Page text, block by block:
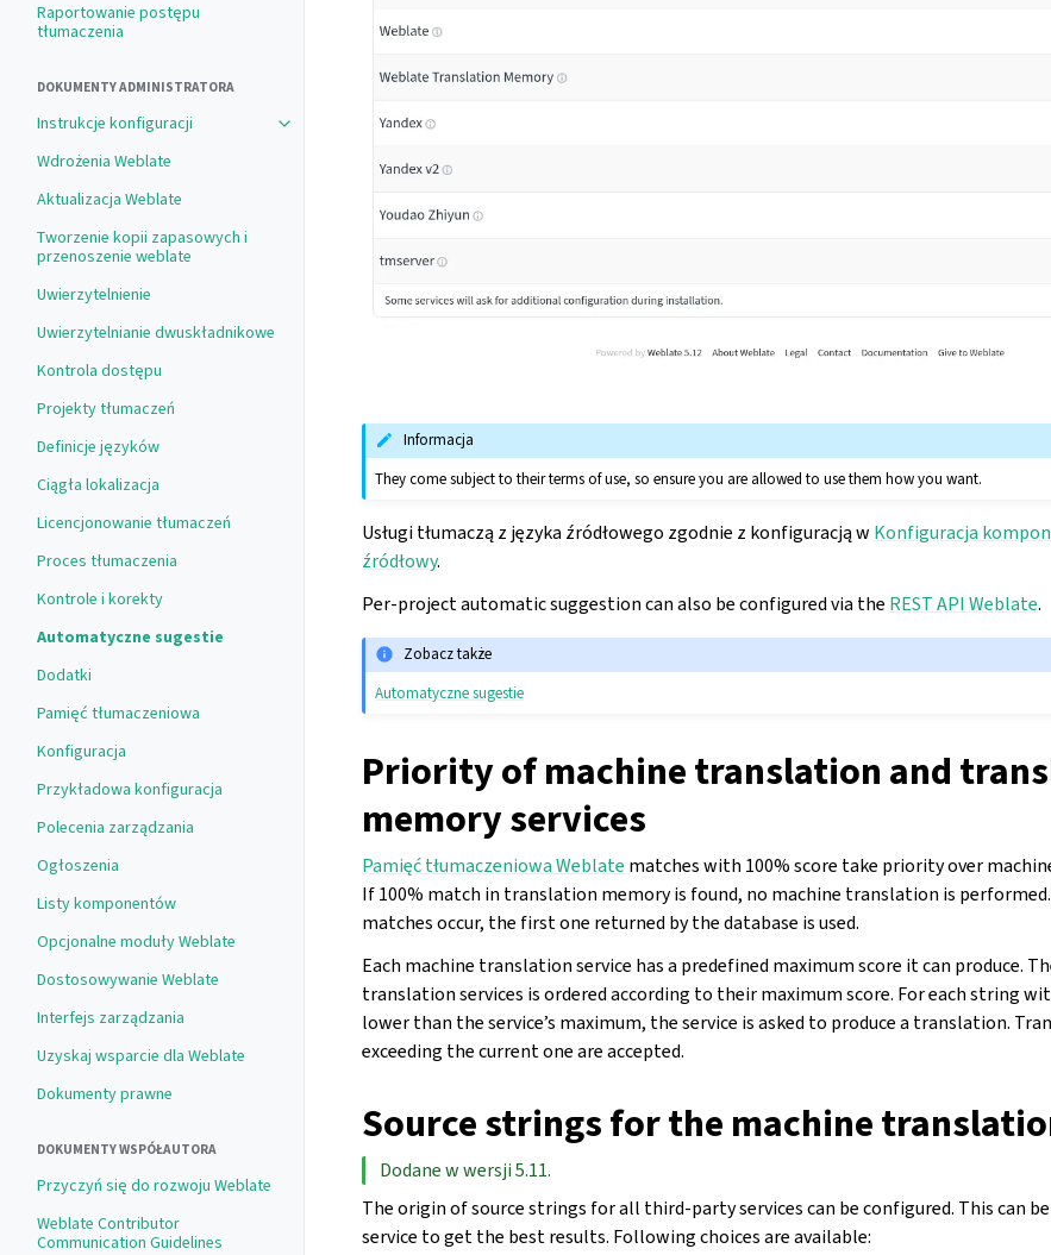
Raportowanie postępu
tłumaczenia
DOKUMENTY ADMINISTRATORA
Instrukcje konfiguracji
Toggle navigation of Instrukcje konfiguracji
Wdrożenia Weblate
Aktualizacja Weblate
Tworzenie kopii zapasowych i
przenoszenie weblate
Uwierzytelnienie
Uwierzytelnianie dwuskładnikowe
Kontrola dostępu
Projekty tłumaczeń
Definicje języków
Ciągła lokalizacja
Licencjonowanie tłumaczeń
Proces tłumaczenia
Kontrole i korekty
Automatyczne sugestie
Dodatki
Pamięć tłumaczeniowa
Konfiguracja
Przykładowa konfiguracja
Polecenia zarządzania
Ogłoszenia
Listy komponentów
Opcjonalne moduły Weblate
Dostosowywanie Weblate
Interfejs zarządzania
Uzyskaj wsparcie dla Weblate
Dokumenty prawne
DOKUMENTY WSPÓŁAUTORA
Przyczyń się do rozwoju Weblate
Weblate Contributor
Communication Guidelines
Informacja
They come subject to their terms of use, so ensure you are allowed to use them how you want.
Usługi tłumaczą z języka źródłowego zgodnie z konfiguracją w Konfiguracja
źródłowy.
Per-project automatic suggestion can also be configured via the REST API Weblate.
Zobacz także
Automatyczne sugestie
Priority of machine translation and
memory services
Pamięć tłumaczeniowa Weblate matches with 100% score take priority over
If 100% match in translation memory is found, no machine translation is
matches occur, the first one returned by the database is used.
Each machine translation service has a predefined maximum score it can produce.
translation services is ordered according to their maximum score. For each string
lower than the service’s maximum, the service is asked to produce a translation.
exceeding the current one are accepted.
Source strings for the machine
Dodane w wersji 5.11.
The origin of source strings for all third-party services can be configured. This can
service to get the best results. Following choices are available: